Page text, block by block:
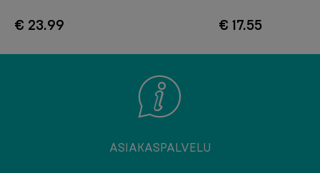
€ 23.99 € 17.55
ASIAKASPALVELU